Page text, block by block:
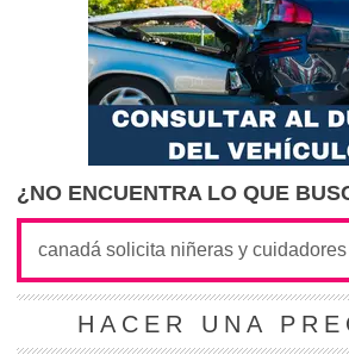
¿NO ENCUENTRA LO QUE
HACER UNA